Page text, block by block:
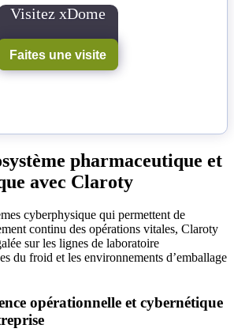
Visitez xDome
Faites une visite
pharmaceutique et
avec Claroty
cyberphysique qui permettent de
continu des opérations vitales, Claroty
sur les lignes de laboratoire
du froid et les environnements d’emballage
opérationnelle et cybernétique